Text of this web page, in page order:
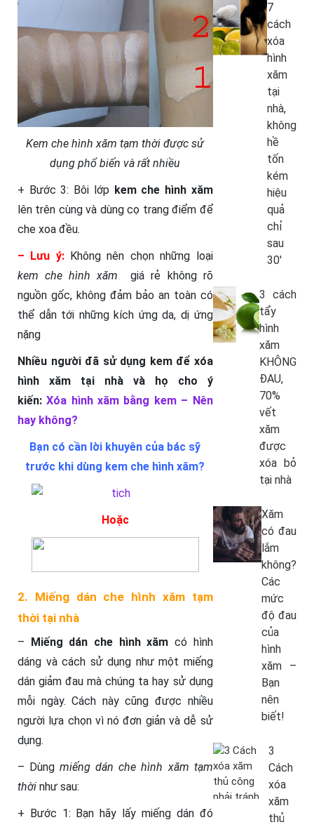
Kem che hình xăm tạm thời được sử
dụng phổ biến và rất nhiều
+ Bước 3: Bôi lớp kem che hình xăm
lên trên cùng và dùng cọ trang điểm để
che xoa đều.
– Lưu ý:Không nên chọn những loại
kem che hình xăm giá rẻ không rõ
nguồn gốc, không đảm bảo an toàn có
thể dẫn tới những kích ứng da, dị ứng
nặng
Nhiều người đã sử dụng kem để xóa
hình xăm tại nhà và họ cho ý
kiến:Xóa hình xăm bằng kem – Nên
hay không?
Bạn có cần lời khuyên của bác sỹ
trước khi dùng kem che hình xăm?
Hoặc
2. Miếng dán che hình xăm tạm
thời tại nhà
– Miếng dán che hình xăm có hình
dáng và cách sử dụng như một miếng
dán giảm đau mà chúng ta hay sử dụng
mỗi ngày. Cách này cũng được nhiều
người lựa chọn vì nó đơn giản và dễ sử
dụng.
– Dùngmiếng dán che hình xăm tạm
thời như sau:
+ Bước 1: Bạn hãy lấy miếng dán đó
7
cách
xóa
hình
xăm
tại
nhà,
không
hề
tốn
kém
hiệu
quả
chỉ
sau
30′
3 cách
tẩy
hình
xăm
KHÔNG
ĐAU,
70%
vết
xăm
được
xóa bỏ
tại nhà
Xăm
có đau
lắm
không?
Các
mức
độ đau
của
hình
xăm –
Bạn
nên
biết!
3
Cách
xóa
xăm
thủ